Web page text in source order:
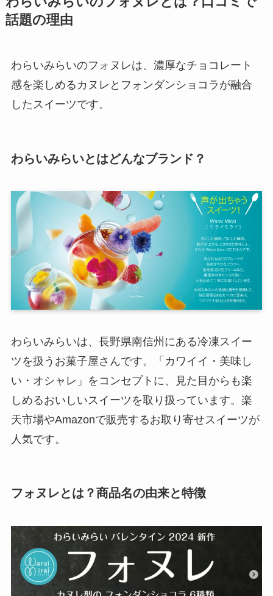
話題の理由
わらいみらいのフォヌレは、濃厚なチョコレート
感を楽しめるカヌレとフォンダンショコラが融合
したスイーツです。
わらいみらいとはどんなブランド？
わらいみらいは、長野県南信州にある冷凍スイー
ツを扱うお菓子屋さんです。「カワイイ・美味し
い・オシャレ」をコンセプトに、見た目からも楽
しめるおいしいスイーツを取り扱っています。楽
天市場やAmazonで販売するお取り寄せスイーツが
人気です。
フォヌレとは？商品名の由来と特徴